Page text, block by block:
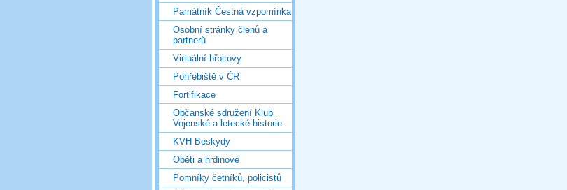
Památník Čestná vzpomínka
Osobní stránky členů a
partnerů
Virtuální hřbitovy
Pohřebiště v ČR
Fortifikace
Občanské sdružení Klub
Vojenské a letecké historie
KVH Beskydy
Oběti a hrdinové
Pomníky četníků, policistů